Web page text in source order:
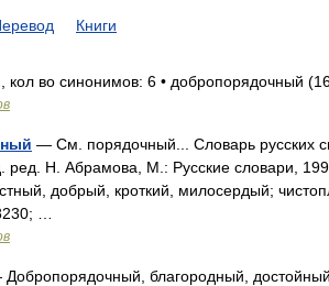
Книги
во синонимов: 6 • добропорядочный
— См. порядочный... Словарь русских
ред. Н. Абрамова, М.: Русские словари,
добрый, кроткий, милосердый;
…
благородный,